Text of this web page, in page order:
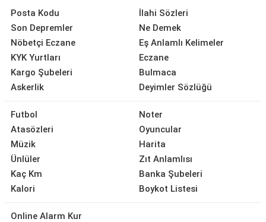
Posta Kodu
Son Depremler
Nöbetçi Eczane
KYK Yurtları
Kargo Şubeleri
Askerlik
İlahi Sözleri
Ne Demek
Eş Anlamlı Kelimeler
Eczane
Bulmaca
Deyimler Sözlüğü
Futbol
Atasözleri
Müzik
Ünlüler
Kaç Km
Kalori
Noter
Oyuncular
Harita
Zıt Anlamlısı
Banka Şubeleri
Boykot Listesi
Online Alarm Kur